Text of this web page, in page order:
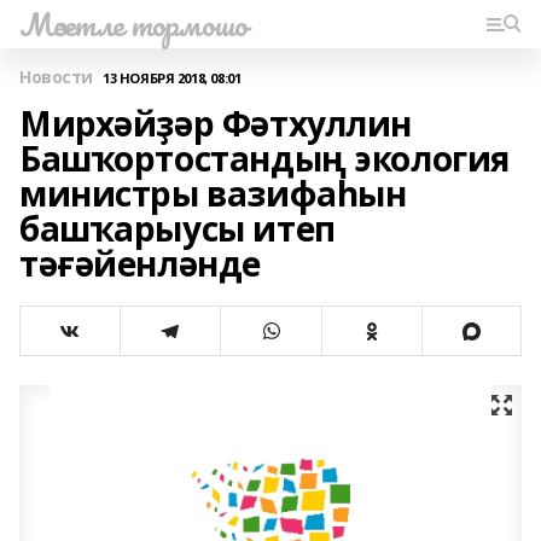
Мәсетле тормошо
Новости 13 НОЯБРЯ 2018, 08:01
Мирхәйҙәр Фәтхуллин
Башҡортостандың экология
министры вазифаһын
башҡарыусы итеп
тәғәйенләнде